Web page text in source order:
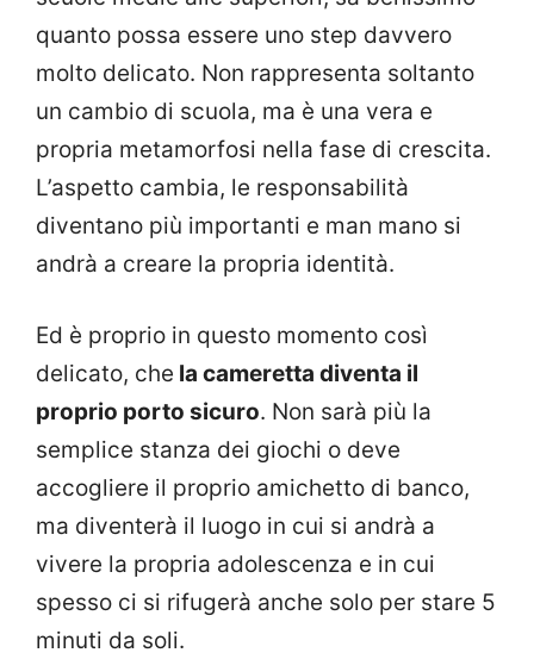
quanto possa essere uno step davvero
molto delicato. Non rappresenta soltanto
un cambio di scuola, ma è una vera e
propria metamorfosi nella fase di crescita.
L’aspetto cambia, le responsabilità
diventano più importanti e man mano si
andrà a creare la propria identità.
Ed è proprio in questo momento così
delicato, che la cameretta diventa il
proprio porto sicuro. Non sarà più la
semplice stanza dei giochi o deve
accogliere il proprio amichetto di banco,
ma diventerà il luogo in cui si andrà a
vivere la propria adolescenza e in cui
spesso ci si rifugerà anche solo per stare 5
minuti da soli.